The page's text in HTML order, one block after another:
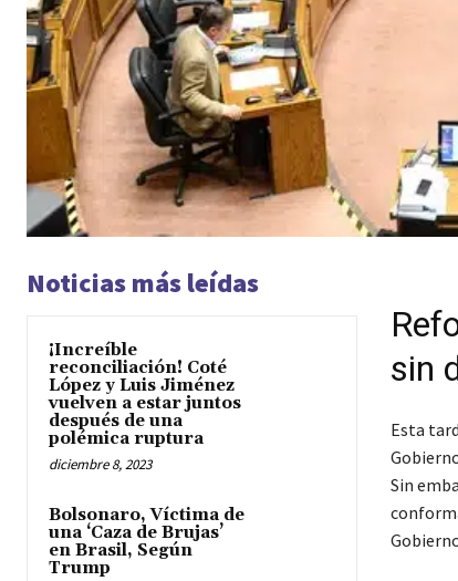
Noticias más leídas
¡Increíble
reconciliación! Coté
López y Luis Jiménez
vuelven a estar juntos
después de una
polémica ruptura
diciembre 8, 2023
Bolsonaro, Víctima de
una ‘Caza de Brujas’
en Brasil, Según
Trump
sin
Esta
Sin